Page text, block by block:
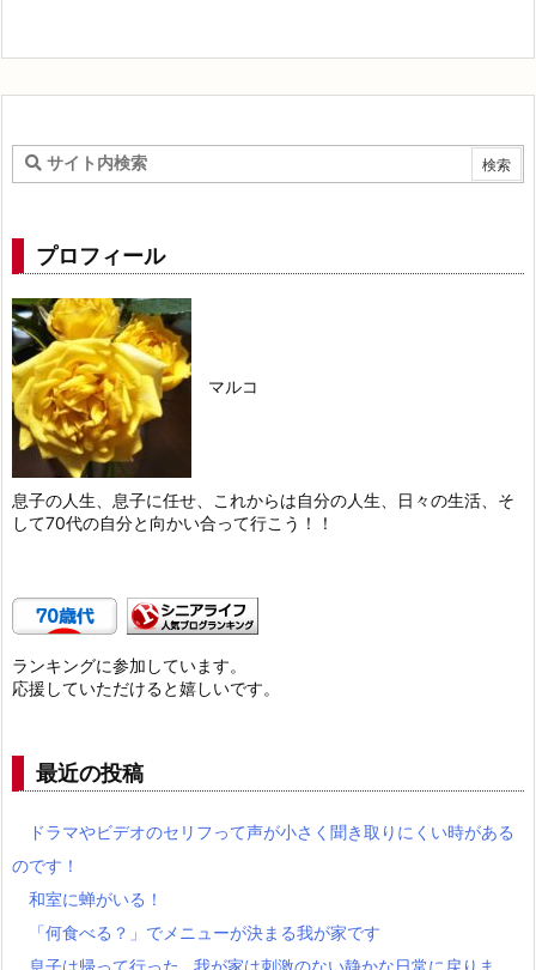
プロフィール
マルコ
息子の人生、息子に任せ、これからは自分の人生、日々の生活、そ
して70代の自分と向かい合って行こう！！
ランキングに参加しています。
応援していただけると嬉しいです。
最近の投稿
ドラマやビデオのセリフって声が小さく聞き取りにくい時がある
のです！
和室に蝉がいる！
「何食べる？」でメニューが決まる我が家です
息子は帰って行った…我が家は刺激のない静かな日常に戻りま